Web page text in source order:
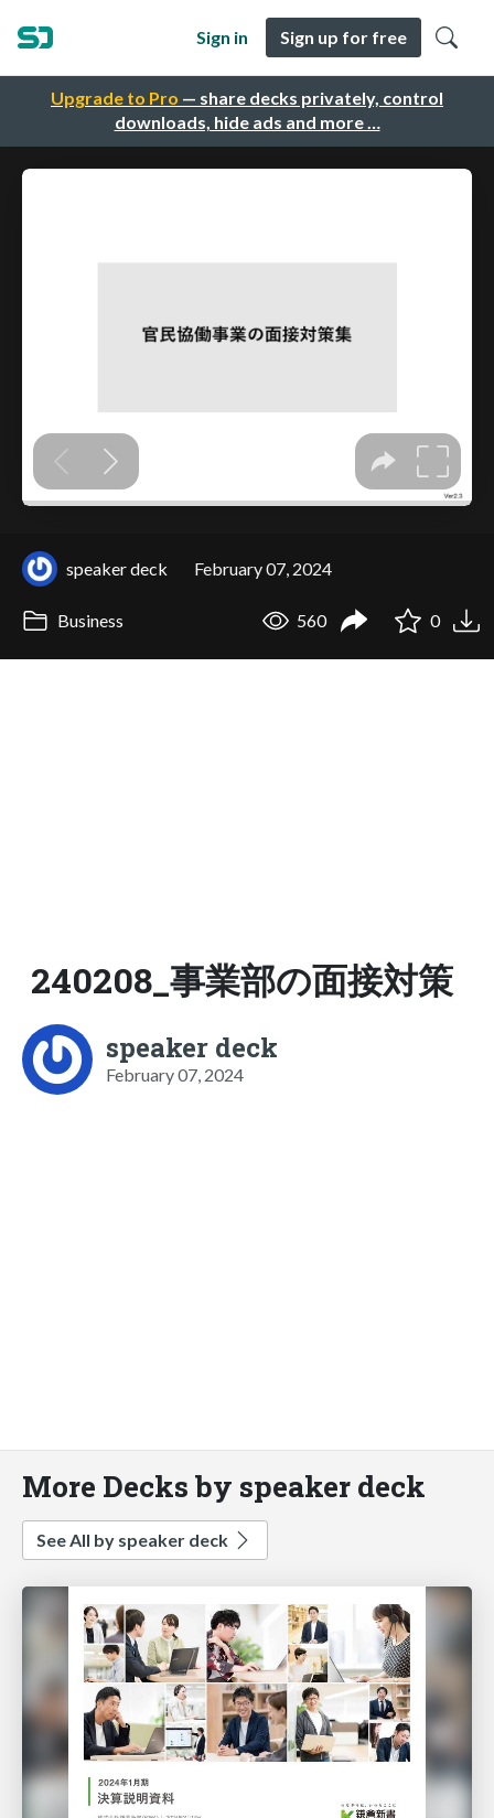
Upgrade to Pro — share decks privately, control
downloads, hide ads and more …
Sign in Sign up for free
speaker deck February 07, 2024
Business 560 0
240208_事業部の面接対策
speaker deck
February 07, 2024
More Decks by speaker deck
See All by speaker deck